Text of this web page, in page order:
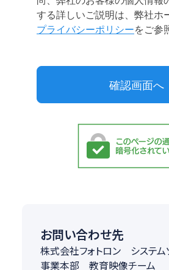
お問い合わせ先
株式会社フォトロン システム
事業本部 教育映像チーム